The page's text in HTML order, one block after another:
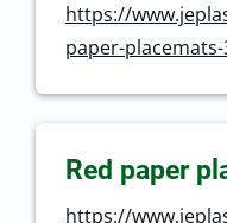
https://
paper-
Red paper
https://